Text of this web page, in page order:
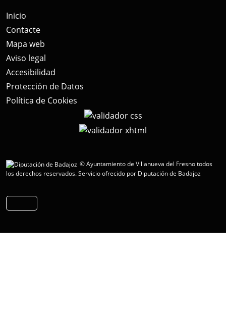
Inicio
Contacte
Mapa web
Aviso legal
Accesibilidad
Protección de Datos
Política de Cookies
© Ayuntamiento de Villanueva del Fresno todos
los derechos reservados.Servicio ofrecido por Diputación de Badajoz